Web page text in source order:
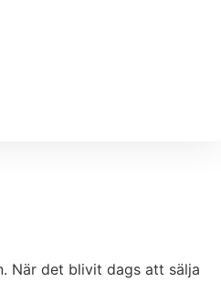
När det blivit dags att sälja